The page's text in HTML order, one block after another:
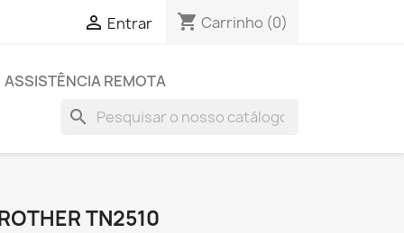
 Entrar shopping_cart Carrinho (0)
ASSISTÊNCIA REMOTA
search
TN2510